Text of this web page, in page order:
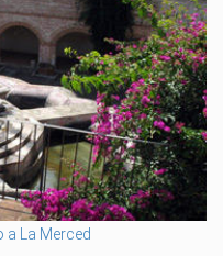
a La Merced